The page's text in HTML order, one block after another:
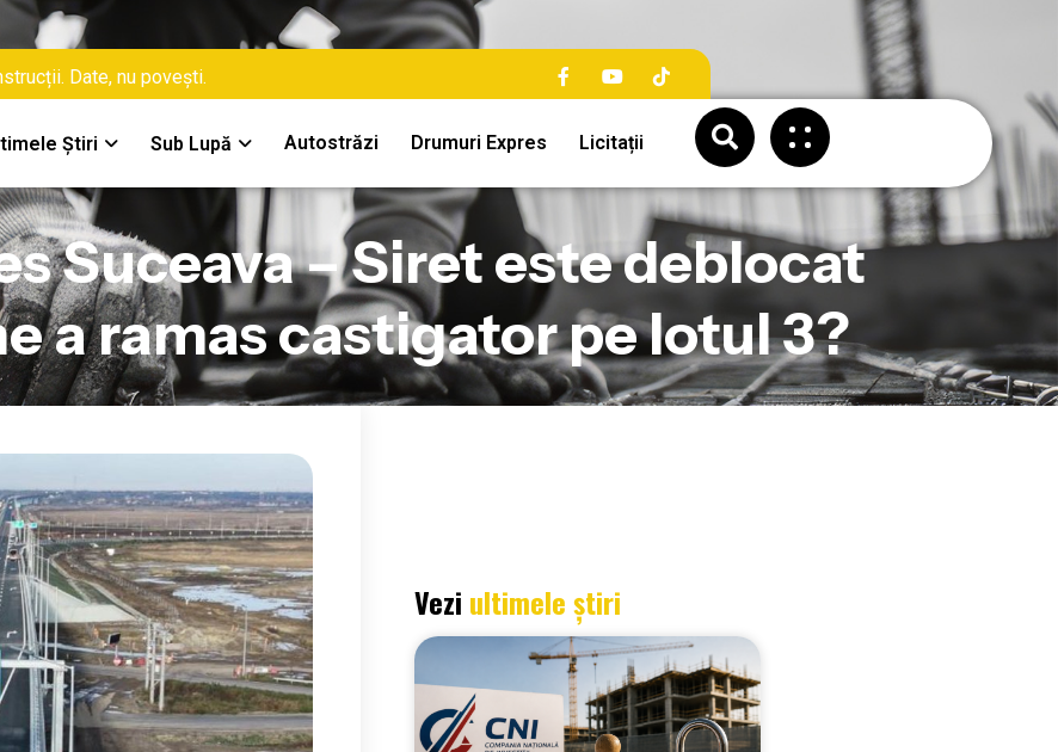
Date, nu povești.
Știri Sub Lupă Autostrăzi Drumuri Expres Licitații
Suceava – Siret este deblocat
a ramas castigator pe lotul 3?
Vezi ultimele știri